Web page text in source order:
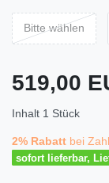
Bitte wählen
519,00
Inhalt 1 Stück
2% Rabatt bei
sofort lieferbar,